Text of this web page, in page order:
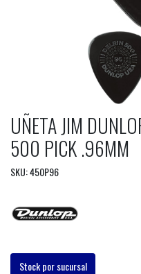
UÑETA JIM
500 PICK .96MM
SKU: 450P96
Stock por sucursal